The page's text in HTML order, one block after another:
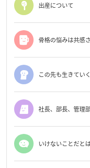
出産について
骨格の悩みは共感
この先も生きてい
社長、部長、管理
いけないことだと